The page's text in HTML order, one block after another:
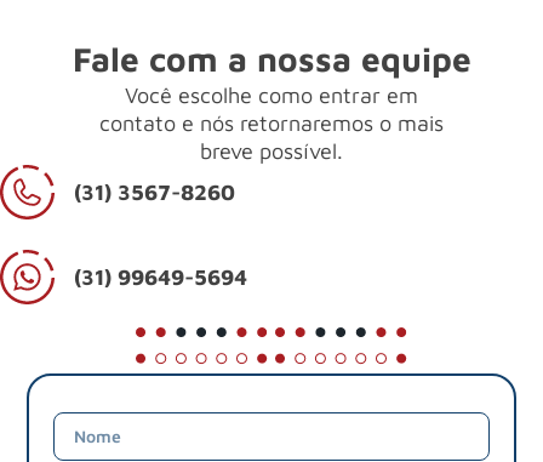
Fale com a nossa equipe
Você escolhe como entrar em
contato e nós retornaremos o mais
breve possível.
(31) 3567-8260
(31) 99649-5694